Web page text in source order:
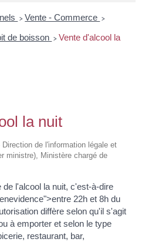
> Vente - Commerce >
de boisson > Vente d'alcool la
la nuit
de l'information légale et
ministre), Ministère chargé de
l'alcool la nuit, c'est-à-dire
22h et 8h du
diffère selon qu'il s'agit
à emporter et selon le type
restaurant, bar,